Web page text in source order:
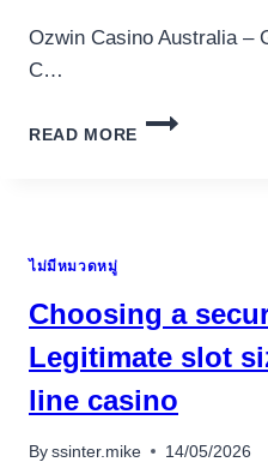
MORE
Ozwin Casino Australia –
С…
READ MORE
OZWIN
ไม่มีหมวดหมู่
Choosing a
Legitimate slot
line casino
By ssinter.mike 14/05/2026